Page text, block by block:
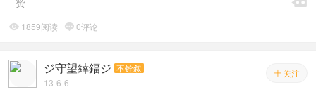
 1859阅读 0评论
 关注
ジ守望緈鍢ジ 不铨叙
13-6-6